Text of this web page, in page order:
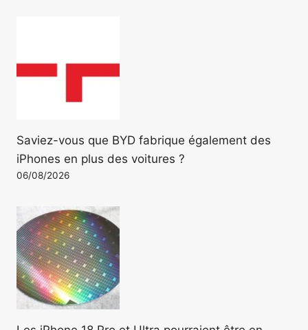
Saviez-vous que BYD fabrique également des
iPhones en plus des voitures ?
06/08/2026